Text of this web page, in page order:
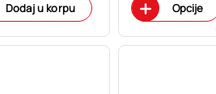
Dodaj u korpu
Opcije